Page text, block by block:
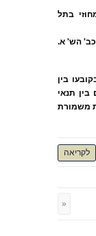
המחוזי בתל
הש' א.
בין
בין תנאי
משמורת
לקריאה
«